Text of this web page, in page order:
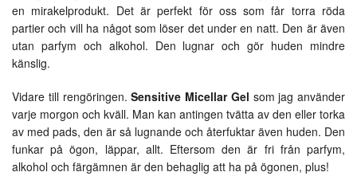
en mirakelprodukt. Det är perfekt för oss som får torra röda
partier och vill ha något som löser det under en natt. Den är även
utan parfym och alkohol. Den lugnar och gör huden mindre
känslig.
Vidare till rengöringen.Sensitive Micellar Gel som jag använder
varje morgon och kväll. Man kan antingen tvätta av den eller torka
av med pads, den är så lugnande och återfuktar även huden. Den
funkar på ögon, läppar, allt. Eftersom den är fri från parfym,
alkohol och färgämnen är den behaglig att ha på ögonen, plus!